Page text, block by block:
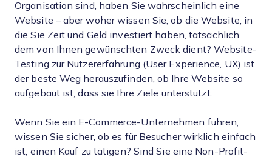
Organisation sind, haben Sie wahrscheinlich eine
Website – aber woher wissen Sie, ob die Website, in
die Sie Zeit und Geld investiert haben, tatsächlich
dem von Ihnen gewünschten Zweck dient? Website-
Testing zur Nutzererfahrung (User Experience, UX) ist
der beste Weg herauszufinden, ob Ihre Website so
aufgebaut ist, dass sie Ihre Ziele unterstützt.
Wenn Sie ein E-Commerce-Unternehmen führen,
wissen Sie sicher, ob es für Besucher wirklich einfach
ist, einen Kauf zu tätigen? Sind Sie eine Non-Profit-